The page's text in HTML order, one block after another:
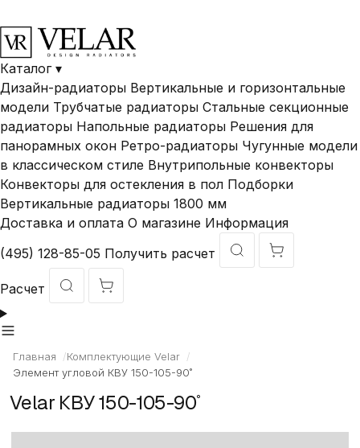
Каталог ▾
Дизайн-радиаторы Вертикальные и горизонтальные
модели Трубчатые радиаторы Стальные секционные
радиаторы Напольные радиаторы Решения для
панорамных окон Ретро-радиаторы Чугунные модели
в классическом стиле Внутрипольные конвекторы
Конвекторы для остекления в пол Подборки
Вертикальные радиаторы 1800 мм
Доставка и оплата О магазине Информация
(495) 128-85-05 Получить расчет
Расчет
Главная /Комплектующие Velar /
Элемент угловой КВУ 150-105-90˚
Velar КВУ 150-105-90˚